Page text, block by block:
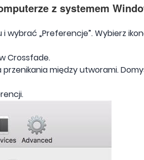
z systemem
wybrać „Preferencje”. Wybierz
Crossfade.
między utworami.